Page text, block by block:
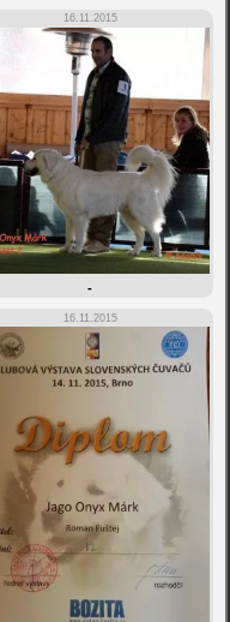
16.11.2015
-
16.11.2015